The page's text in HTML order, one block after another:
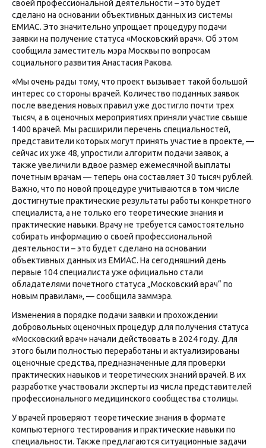
своей профессиональной деятельности – это будет
сделано на основании объективных данных из системы
ЕМИАС. Это значительно упрощает процедуру подачи
заявки на получение статуса «Московский врач». Об этом
сообщила заместитель мэра Москвы по вопросам
социального развития Анастасия Ракова.
«Мы очень рады тому, что проект вызывает такой большой
интерес со стороны врачей. Количество поданных заявок
после введения новых правил уже достигло почти трех
тысяч, а в оценочных мероприятиях приняли участие свыше
1400 врачей. Мы расширили перечень специальностей,
представители которых могут принять участие в проекте, —
сейчас их уже 48, упростили алгоритм подачи заявок, а
также увеличили вдвое размер ежемесячной выплаты
почетным врачам — теперь она составляет 30 тысяч рублей.
Важно, что по новой процедуре учитываются в том числе
достигнутые практические результаты работы конкретного
специалиста, а не только его теоретические знания и
практические навыки. Врачу не требуется самостоятельно
собирать информацию о своей профессиональной
деятельности – это будет сделано на основании
объективных данных из ЕМИАС. На сегодняшний день
первые 104 специалиста уже официально стали
обладателями почетного статуса „Московский врач“ по
новым правилам», — сообщила заммэра.
Изменения в порядке подачи заявки и прохождении
добровольных оценочных процедур для получения статуса
«Московский врач» начали действовать в 2024 году. Для
этого были полностью переработаны и актуализированы
оценочные средства, предназначенные для проверки
практических навыков и теоретических знаний врачей. В их
разработке участвовали эксперты из числа представителей
профессионального медицинского сообщества столицы.
У врачей проверяют теоретические знания в формате
компьютерного тестирования и практические навыки по
специальности. Также предлагаются ситуационные задачи